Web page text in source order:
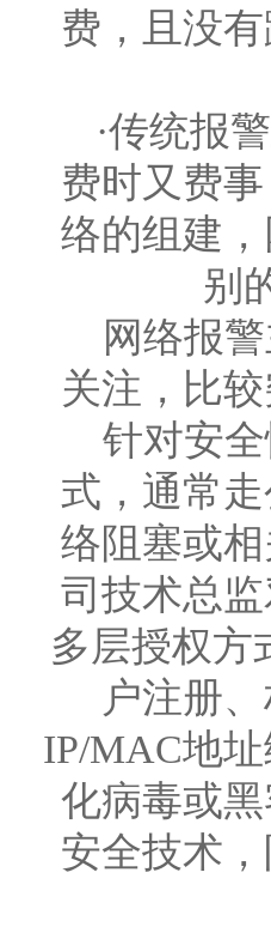
费，且没
·传统报
费时又费
络的组建
别
网络报警
关注，比
针对安全
式，通常
络阻塞或
司技术总
多层授权方
户注册
IP/MAC地
化病毒或
安全技术